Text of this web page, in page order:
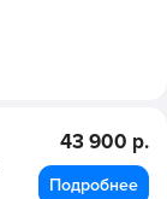
43 900 р.
Подробнее